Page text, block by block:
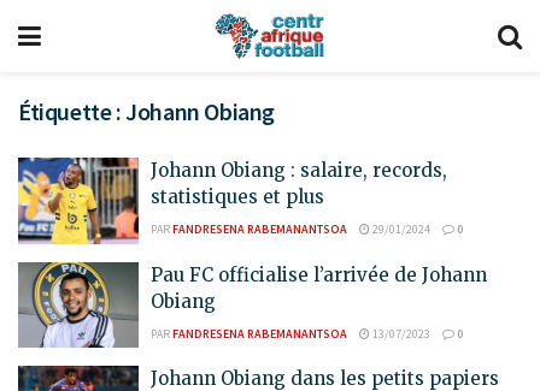
Étiquette :Johann Obiang
Johann Obiang : salaire, records,
statistiques et plus
PARFANDRESENA RABEMANANTSOA 29/01/2024 0
Pau FC officialise l’arrivée de Johann
Obiang
PARFANDRESENA RABEMANANTSOA 13/07/2023 0
Johann Obiang dans les petits papiers